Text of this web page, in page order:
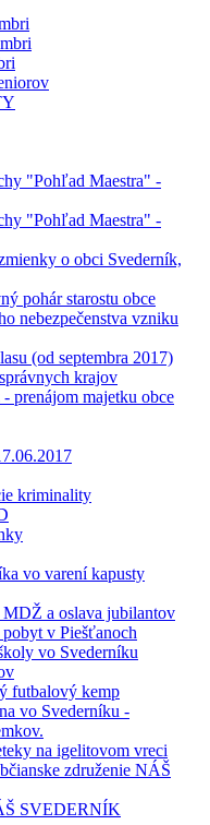
"Pohľad Maestra" -
"Pohľad Maestra" -
o obci Svederník,
pohár starostu obce
nebezpečenstva vzniku
(od septembra 2017)
krajov
prenájom majetku obce
kriminality
vo varení kapusty
a oslava jubilantov
v Piešťanoch
vo Svederníku
futbalový kemp
vo Svederníku -
na igelitovom vreci
združenie NÁŠ
SVEDERNÍK